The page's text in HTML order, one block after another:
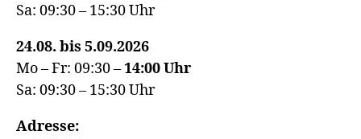
Sa: 09:30 – 15:30 Uhr
24.08. bis 5.09.2026
Mo – Fr: 09:30 –14:00Uhr
Sa: 09:30 – 15:30 Uhr
Adresse: